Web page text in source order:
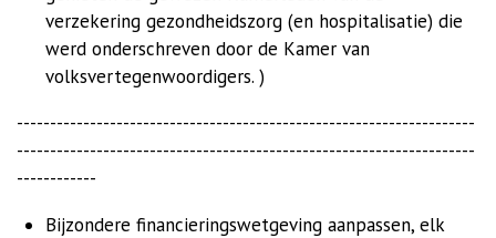
verzekering gezondheidszorg (en hospitalisatie) die
werd onderschreven door de Kamer van
volksvertegenwoordigers. )
---------------------------------------------------------------------
---------------------------------------------------------------------
------------
Bijzondere financieringswetgeving aanpassen, elk